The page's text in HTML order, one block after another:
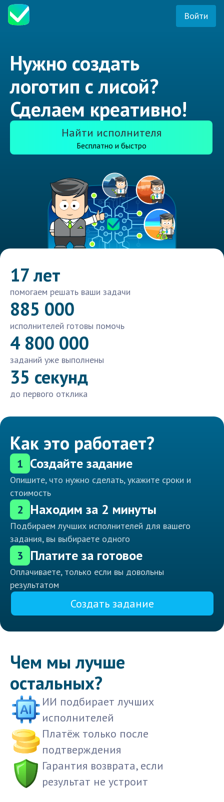
Войти
Нужно создать
логотип с лисой?
Сделаем креативно!
Найти исполнителя
Бесплатно и быстро
17 лет
помогаем решать ваши задачи
885 000
исполнителей готовы помочь
4 800 000
заданий уже выполнены
35 секунд
до первого отклика
Как это работает?
1 Создайте задание
Опишите, что нужно сделать, укажите сроки и
стоимость
2 Находим за 2 минуты
Подбираем лучших исполнителей для вашего
задания, вы выбираете одного
3 Платите за готовое
Оплачиваете, только если вы довольны
результатом
Создать задание
Чем мы лучше
остальных?
ИИ подбирает лучших
исполнителей
Платёж только после
подтверждения
Гарантия возврата, если
результат не устроит